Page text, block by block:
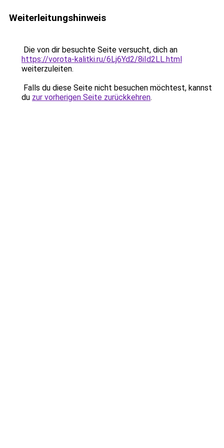
Weiterleitungshinweis
Die von dir besuchte Seite versucht, dich an
https://vorota-kalitki.ru/6Lj6Yd2/8iId2LL.html
weiterzuleiten.
Falls du diese Seite nicht besuchen möchtest, kannst
du zur vorherigen Seite zurückkehren.